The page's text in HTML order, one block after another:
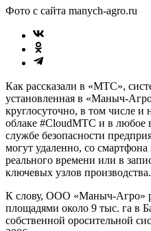
Фото с сайта manych-agro.ru
Как рассказали в «МТС»,
установленная в «Маныч-
круглосуточно, в том числе
облаке #CloudМТС и в любое
службе безопасности
могут удаленно, со
реального времени или в
ключевых узлов производства.
К слову, ООО «Маныч-Агро»
площадями около 9 тыс. га в
собственной оросительной